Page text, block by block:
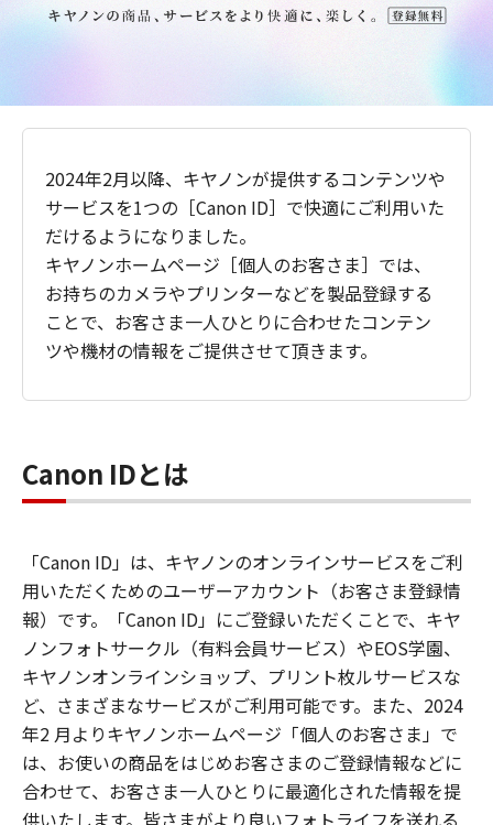
2024年2月以降、キヤノンが提供するコンテンツや
サービスを1つの［Canon ID］で快適にご利用いた
だけるようになりました。
キヤノンホームページ［個人のお客さま］では、
お持ちのカメラやプリンターなどを製品登録する
ことで、お客さま一人ひとりに合わせたコンテン
ツや機材の情報をご提供させて頂きます。
Canon IDとは
「Canon ID」は、キヤノンのオンラインサービスをご利
用いただくためのユーザーアカウント（お客さま登録情
報）です。「Canon ID」にご登録いただくことで、キヤ
ノンフォトサークル（有料会員サービス）やEOS学園、
キヤノンオンラインショップ、プリント枚ルサービスな
ど、さまざまなサービスがご利用可能です。また、2024
年2 月よりキヤノンホームページ「個人のお客さま」で
は、お使いの商品をはじめお客さまのご登録情報などに
合わせて、お客さま一人ひとりに最適化された情報を提
供いたします。皆さまがより良いフォトライフを送れる